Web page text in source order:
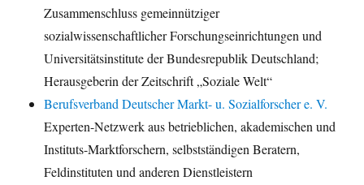
Zusammenschluss gemeinnütziger
sozialwissenschaftlicher Forschungseinrichtungen und
Universitätsinstitute der Bundesrepublik Deutschland;
Herausgeberin der Zeitschrift „Soziale Welt“
Berufsverband Deutscher Markt- u. Sozialforscher e. V.
Experten-Netzwerk aus betrieblichen, akademischen und
Instituts-Marktforschern, selbstständigen Beratern,
Feldinstituten und anderen Dienstleistern